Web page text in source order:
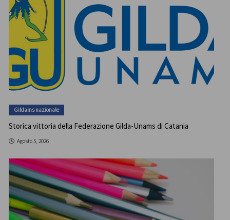
Gildains nazionale
Storica vittoria della Federazione Gilda-Unams di Catania
Agosto 5, 2026